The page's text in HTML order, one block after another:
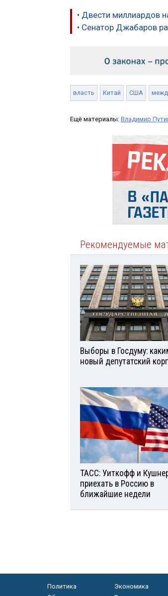
• Двести миллиардов
• Сенатор Джабаров
власть Китай США
Ещё материалы: Владимир
Рекомендуемые
Выборы в Госдуму:
новый депутатский
ТАСС: Уиткофф и
приехать в Россию в
ближайшие недели
Политика
Экономика